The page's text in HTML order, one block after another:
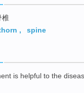
椎
, spine
is helpful to the